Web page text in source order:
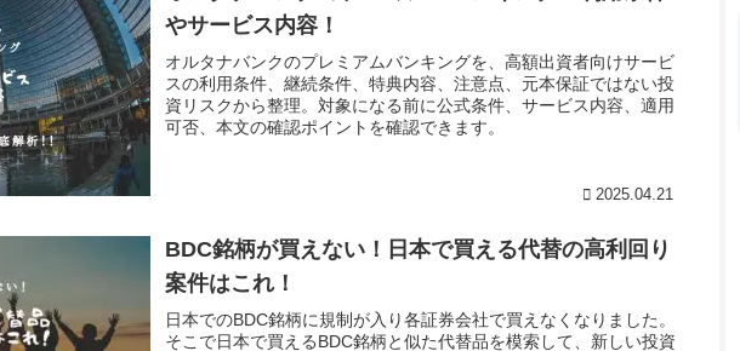
やサービス内容！
オルタナバンクのプレミアムバンキングを、高額出資者向けサービ
スの利用条件、継続条件、特典内容、注意点、元本保証ではない投
資リスクから整理。対象になる前に公式条件、サービス内容、適用
可否、本文の確認ポイントを確認できます。
2025.04.21
BDC銘柄が買えない！日本で買える代替の高利回り
案件はこれ！
日本でのBDC銘柄に規制が入り各証券会社で買えなくなりました。
そこで日本で買えるBDC銘柄と似た代替品を模索して、新しい投資